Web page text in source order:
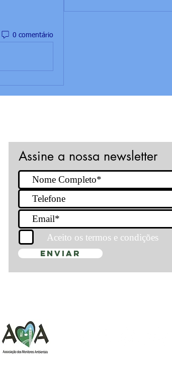
0 comentário
Assine a nossa newsletter
Aceito os termos e condições
Enviar